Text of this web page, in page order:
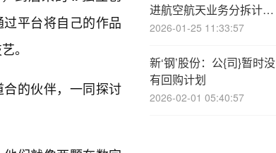
平台将自己的作品
。
的伙伴，一同探讨
进航空航天业务分拆计划
2026年独立上市
2026-01-25 11:33:57
新‘钢’股份：公{司}暂时没
有回购计划
2026-02-01 05:40:57